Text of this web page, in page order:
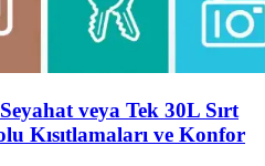
veya Tek 30L Sırt
Kısıtlamaları ve Konfor